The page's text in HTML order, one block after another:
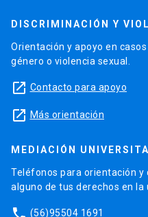
DISCRIMINACIÓN Y
Orientación y apoyo en
género o violencia sexual.
launch Contacto para apoyo
launch Más orientación
MEDIACIÓN
Teléfonos para orientación y
alguno de tus derechos en la
(56)95504 1691